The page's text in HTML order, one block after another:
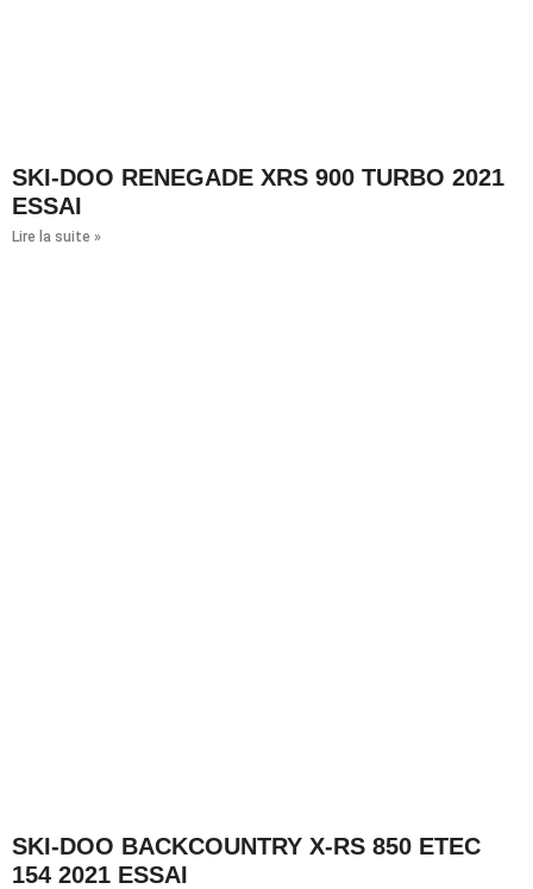
SKI-DOO RENEGADE XRS 900 TURBO 2021
ESSAI
Lire la suite »
SKI-DOO BACKCOUNTRY X-RS 850 ETEC
154 2021 ESSAI